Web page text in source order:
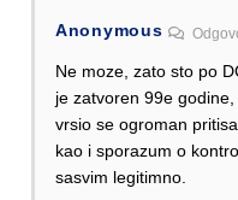
Anonymous
Ne moze, zato sto po
je zatvoren 99e
vrsio se ogroman
kao i sporazum o
sasvim legitimno.